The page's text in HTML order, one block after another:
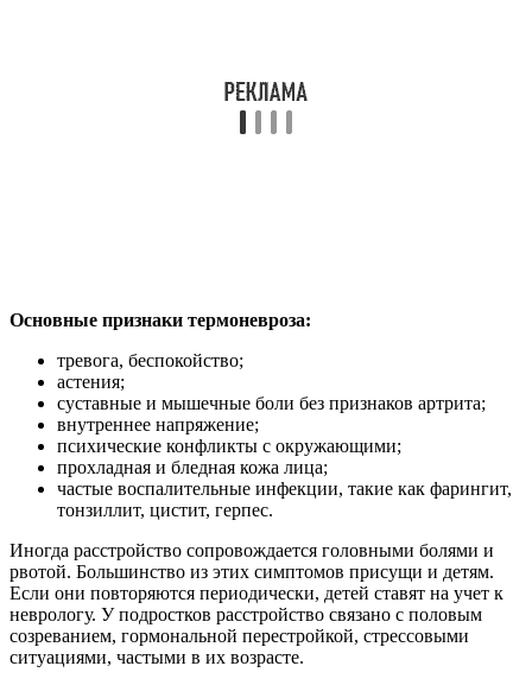
Основные признаки термоневроза:
тревога, беспокойство;
астения;
суставные и мышечные боли без признаков артрита;
внутреннее напряжение;
психические конфликты с окружающими;
прохладная и бледная кожа лица;
частые воспалительные инфекции, такие как фарингит,
тонзиллит, цистит, герпес.
Иногда расстройство сопровождается головными болями и
рвотой. Большинство из этих симптомов присущи и детям.
Если они повторяются периодически, детей ставят на учет к
неврологу. У подростков расстройство связано с половым
созреванием, гормональной перестройкой, стрессовыми
ситуациями, частыми в их возрасте.